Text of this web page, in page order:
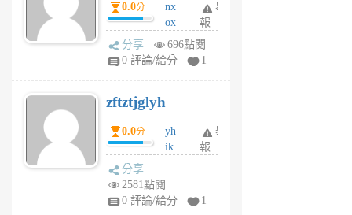
月
前
0.0分
nx
ox
rh
pe
月
前
舉
報
分享
696點閱
0 評論/給分
1
zftztjglyh
0.0分
yh
ik
tu
舉
報
分享
2581點閱
0 評論/給分
1